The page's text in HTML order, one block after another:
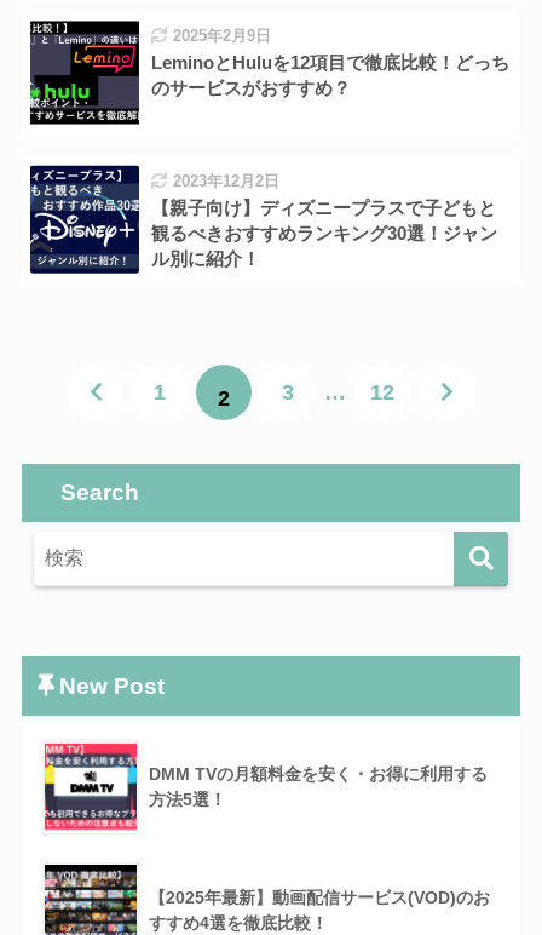
2025年2月9日
LeminoとHuluを12項目で徹底比較！どっち
のサービスがおすすめ？
2023年12月2日
【親子向け】ディズニープラスで子どもと
観るべきおすすめランキング30選！ジャン
ル別に紹介！
1 2 3 … 12
Search
New Post
DMM TVの月額料金を安く・お得に利用する
方法5選！
【2025年最新】動画配信サービス(VOD)のお
すすめ4選を徹底比較！